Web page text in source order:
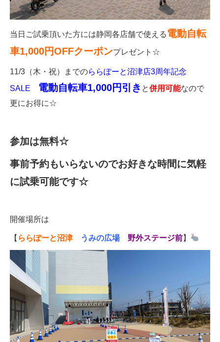
当日ご試乗頂いた方には静岡各店舗で使える 電動自転
車1,000円OFFクーポンプレゼント☆
11/3（木・祝）までのららぽーと沼津店3周年記念
SALE
電動自転車1,000円引き と併用可能なので
更にお得に☆
参加は無料☆
事前予約もいらないのでお好きな時間に気軽
に試乗可能です☆
開催場所は
【 ららぽーと沼津 うみの広場 野外ステージ前】